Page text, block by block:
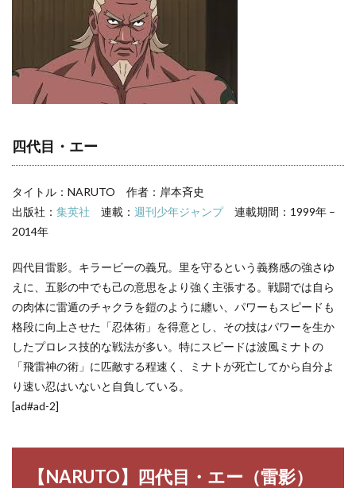
【NARUTO】
四代目・エー
（雷影）の名
言・名セリフ
【NARUTO】
登場人物一覧
四代目・エー
タイトル：NARUTO 作者：岸本斉史
出版社： 集英社 連載： 週刊少年ジャンプ連載期間：1999年 –
2014年
四代目雷影。キラービーの義兄。里を守るという義務感の強さゆ
えに、五影の中でも己の意思をより強く主張する。戦闘では自ら
の肉体に雷遁のチャクラを鎧のように纏い、パワーもスピードも
格段に向上させた「忍体術」を得意とし、その技はパワーを生か
したプロレス技的な戦法が多い。特にスピードは波風ミナトの
「飛雷神の術」に匹敵する程速く、ミナトが死亡してから自分よ
り速い忍はいないと自負している。
[ad#ad-2]
【NARUTO】四代目・エー（雷影）